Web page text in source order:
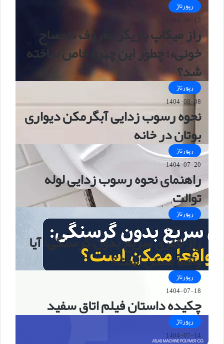
رپورتاژ
1404-08-15
راز میکاپ بازیگر معروف «تمساح
خونی»؛ چطور این چهره خاص ساخته
شد؟
رپورتاژ
1404-08-08
نحوه رسوب زدایی آبگرمکن دیواری
بوتان در خانه
رپورتاژ
1404-07-20
راهنمای نحوه رسوب زدایی لوله
توالت
رپورتاژ
1404-10-13
راز لاغری سریع بدون گرسنگی: آیا
واقعاً ممکن است؟
رپورتاژ
1404-07-18
چکیده داستان فیلم اتاق سفید
رپورتاژ
1404-07-14